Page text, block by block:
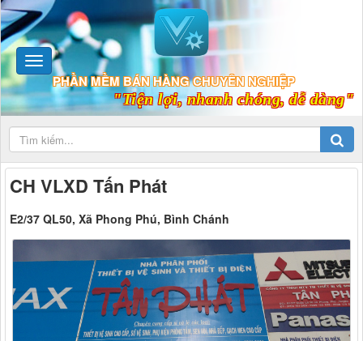
PHẦN MỀM BÁN HÀNG CHUYÊN NGHIỆP
"Tiện lợi, nhanh chóng, dễ dàng"
CH VLXD Tấn Phát
E2/37 QL50, Xã Phong Phú, Bình Chánh